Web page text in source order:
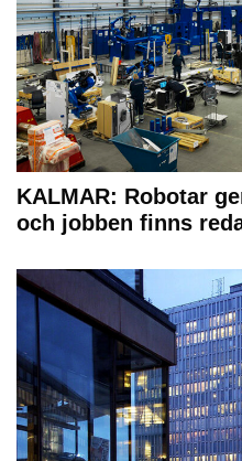
KALMAR: Robotar
och jobben finns